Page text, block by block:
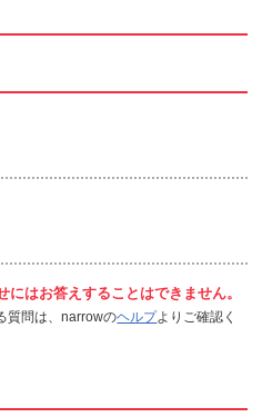
はお答えすることはできません。
質問は、narrowのヘルプよりご確認く